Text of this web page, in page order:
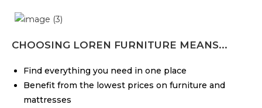
CHOOSING LOREN FURNITURE MEANS...
Find everything you need in one place
Benefit from the lowest prices on furniture and
mattresses